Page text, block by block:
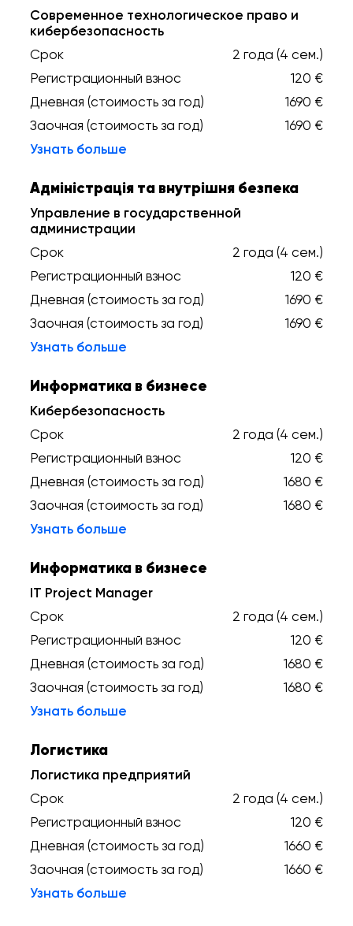
Современное технологическое право и
кибербезопасность
Срок
2 года (4 сем.)
Регистрационный взнос
120 €
Дневная (стоимость за год)
1690 €
Заочная (стоимость за год)
1690 €
Узнать больше
Адміністрація та внутрішня безпека
Управление в государственной
администрации
Срок
2 года (4 сем.)
Регистрационный взнос
120 €
Дневная (стоимость за год)
1690 €
Заочная (стоимость за год)
1690 €
Узнать больше
Информатика в бизнесе
Кибербезопасность
Срок
2 года (4 сем.)
Регистрационный взнос
120 €
Дневная (стоимость за год)
1680 €
Заочная (стоимость за год)
1680 €
Узнать больше
Информатика в бизнесе
IT Project Manager
Срок
2 года (4 сем.)
Регистрационный взнос
120 €
Дневная (стоимость за год)
1680 €
Заочная (стоимость за год)
1680 €
Узнать больше
Логистика
Логистика предприятий
Срок
2 года (4 сем.)
Регистрационный взнос
120 €
Дневная (стоимость за год)
1660 €
Заочная (стоимость за год)
1660 €
Узнать больше